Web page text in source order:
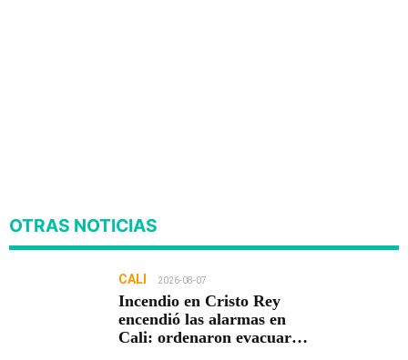
OTRAS NOTICIAS
CALI 2026-08-07
Incendio en Cristo Rey
encendió las alarmas en
Cali: ordenaron evacuar